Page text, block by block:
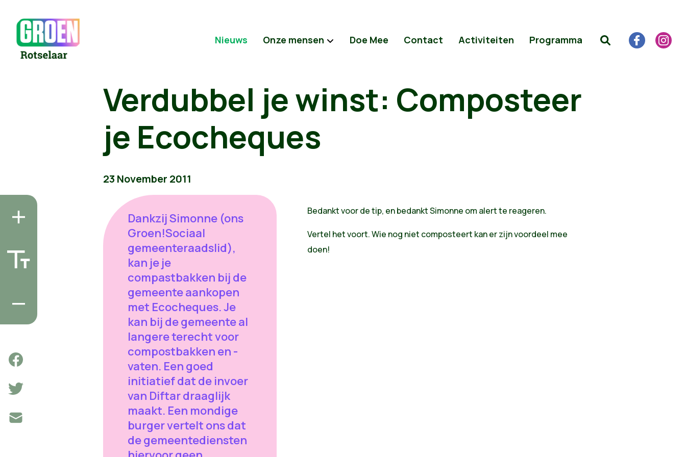
Nieuws Onze mensen Doe Mee Contact Activiteiten Programma
Verdubbel je winst: Composteer
je Ecocheques
23 November 2011
Dankzij Simonne (ons
Groen!Sociaal
gemeenteraadslid),
kan je je
compastbakken bij de
gemeente aankopen
met Ecocheques. Je
kan bij de gemeente al
langere terecht voor
compostbakken en -
vaten. Een goed
initiatief dat de invoer
van Diftar draaglijk
maakt. Een mondige
burger vertelt ons dat
de gemeentediensten
Bedankt voor de tip, en bedankt Simonne om alert te reageren.
Vertel het voort. Wie nog niet composteert kan er zijn voordeel mee
doen!